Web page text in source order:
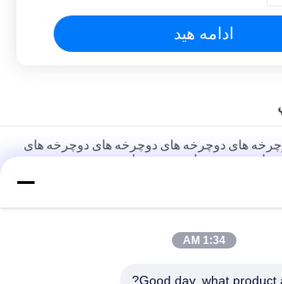
ادامه هید
های دوچرخه های دوچرخه های دوچرخه های
های دوچرخه های دوچرخه ای
باز گابو آلومینیوم بوم ساختمان ضد باران برای
1:34 AM
Good day, what product